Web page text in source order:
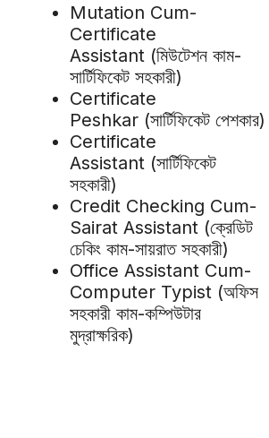
Mutation Cum-
Certificate
Assistant (মিউটেশন কাম-
সার্টিফিকেট সহকারী)
Certificate
Peshkar (সার্টিফিকেট পেশকার)
Certificate
Assistant (সার্টিফিকেট
সহকারী)
Credit Checking Cum-
Sairat Assistant (ক্রেডিট
চেকিং কাম-সায়রাত সহকারী)
Office Assistant Cum-
Computer Typist (অফিস
সহকারী কাম-কম্পিউটার
মুদ্রাক্ষরিক)